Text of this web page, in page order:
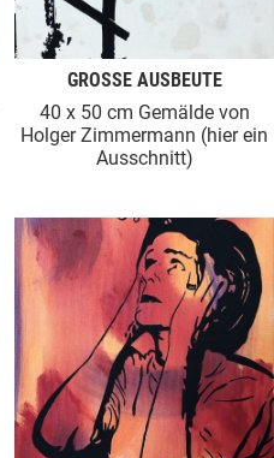
GROSSE AUSBEUTE
40 x 50 cm Gemälde von
Holger Zimmermann (hier ein
Ausschnitt)